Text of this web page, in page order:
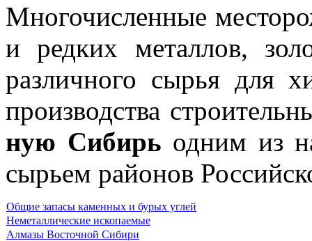
Многочисленные
и редких металлов,
различного сырья для
производства
ную Сибирь одним из
сырьем районов
Об­щие запасы каменных и бурых углей
Неметаллические ископаемые
Алмазы Восточной Сибири